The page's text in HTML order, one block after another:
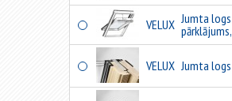
VELUX Jumta logs
VELUX Jumta logs